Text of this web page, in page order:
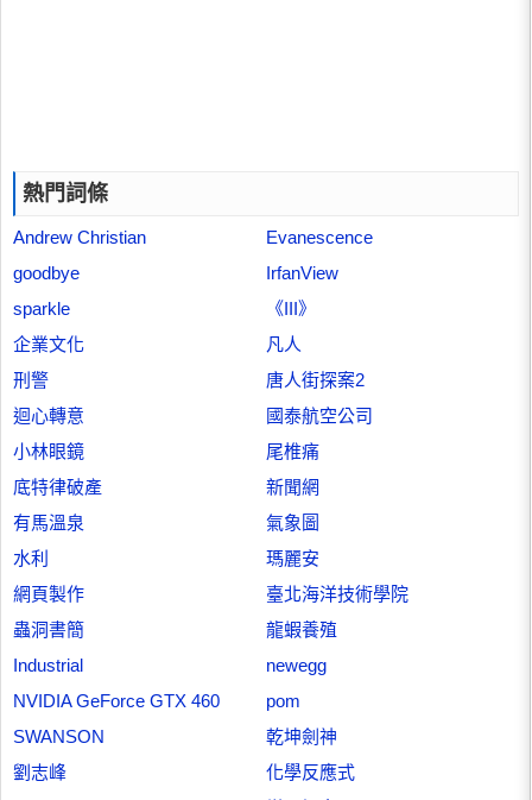
熱門詞條
Andrew Christian
Evanescence
goodbye
IrfanView
sparkle
《III》
企業文化
凡人
刑警
唐人街探案2
迴心轉意
國泰航空公司
小林眼鏡
尾椎痛
底特律破產
新聞網
有馬溫泉
氣象圖
水利
瑪麗安
網頁製作
臺北海洋技術學院
蟲洞書簡
龍蝦養殖
Industrial
newegg
NVIDIA GeForce GTX 460
pom
SWANSON
乾坤劍神
劉志峰
化學反應式